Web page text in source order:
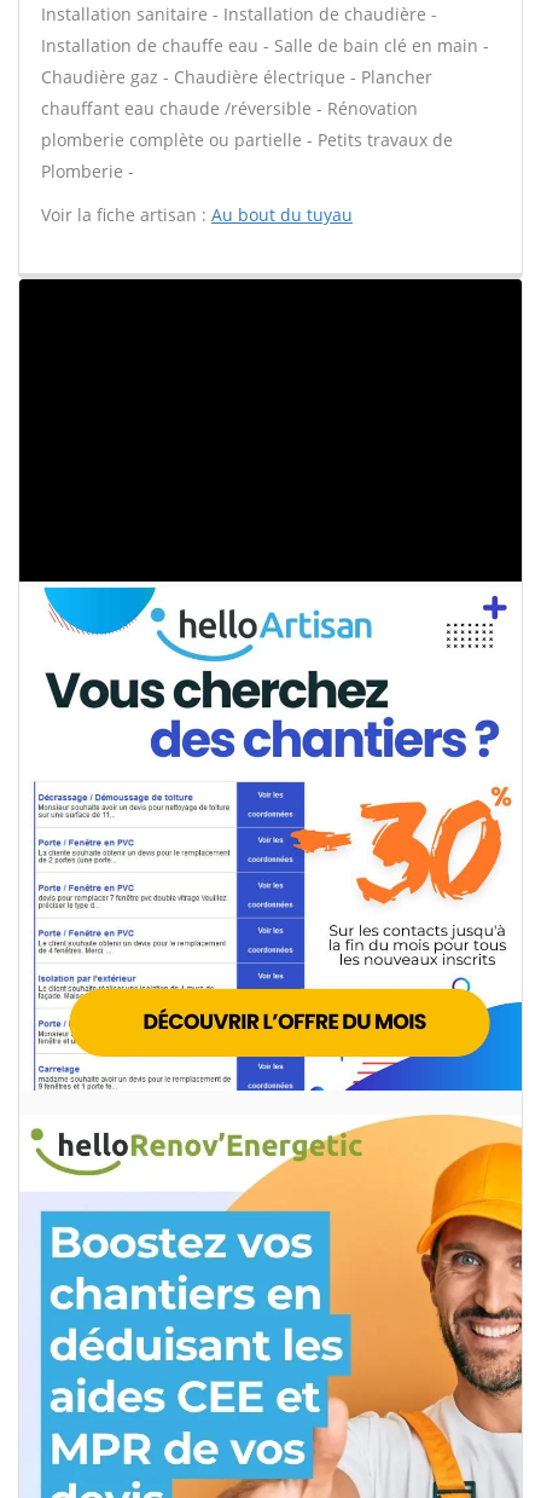
Installation sanitaire - Installation de chaudière -
Installation de chauffe eau - Salle de bain clé en main -
Chaudière gaz - Chaudière électrique - Plancher
chauffant eau chaude /réversible - Rénovation
plomberie complète ou partielle - Petits travaux de
Plomberie -
Voir la fiche artisan : Au bout du tuyau